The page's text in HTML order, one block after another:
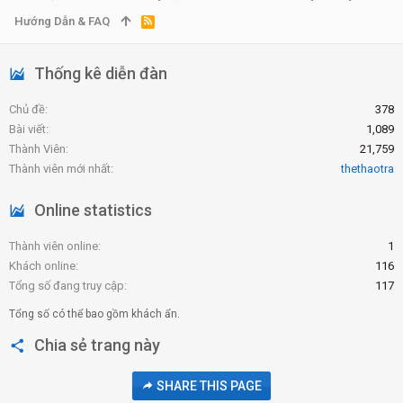
Thống kê diễn đàn
Chủ đề
378
Bài viết
1,089
Thành Viên
21,759
Thành viên mới nhất
thethaotra
Online statistics
Thành viên online
1
Khách online
116
Tổng số đang truy cập
117
Tổng số có thể bao gồm khách ẩn.
Chia sẻ trang này
SHARE THIS PAGE
Hướng Dẫn & FAQ
R
S